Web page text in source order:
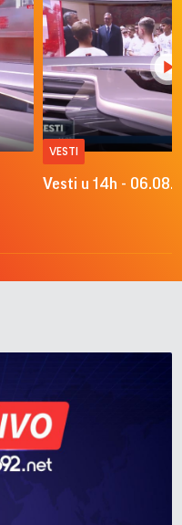
VESTI
Vesti u 14h -